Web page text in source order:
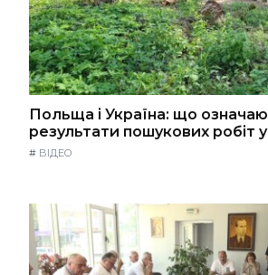
Польща і Україна: що
результати пошукових робіт
# ВІДЕО